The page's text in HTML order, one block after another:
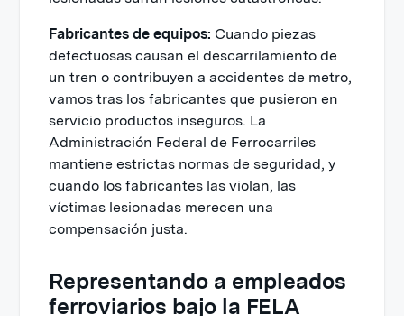
Fabricantes de equipos: Cuando piezas
defectuosas causan el descarrilamiento de
un tren o contribuyen a accidentes de metro,
vamos tras los fabricantes que pusieron en
servicio productos inseguros. La
Administración Federal de Ferrocarriles
mantiene estrictas normas de seguridad, y
cuando los fabricantes las violan, las
víctimas lesionadas merecen una
compensación justa.
Representando a empleados
ferroviarios bajo la FELA